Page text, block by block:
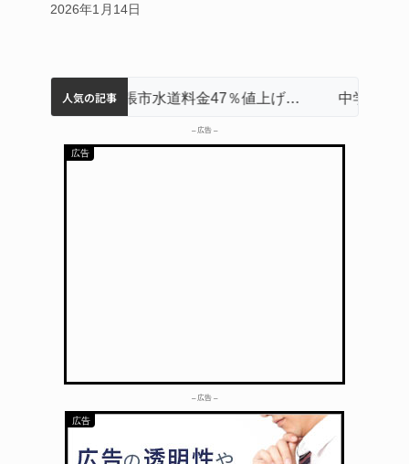
2026年1月14日
人気の記事
名張市水道料金47％値上げへ 答申案、審議会で大筋まとまる
名張市立病院のDMAT、熊本地震の被災地へ 能登以来3回目の派遣
「息子が妊娠させた」母娘だまされ400万円詐欺被害 名張
名張市、給食センター整備へ実施計画案 14小学校集約の年次計画も
– 広告 –
– 広告 –